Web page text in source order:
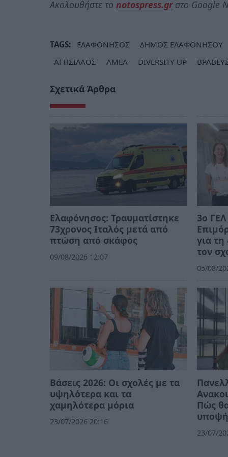
Ακολουθήστε το notospress.grστο Google
TAGS: ΕΛΑΦΟΝΗΣΟΣ ΔΗΜΟΣ ΕΛΑΦΟΝΗΣΟΥ
ΑΓΗΣΙΛΑΟΣ
ΑΜΕΑ DIVERSITY UP
Σχετικά Άρθρα
Ελαφόνησος: Τραυματίστηκε
73χρονος Ιταλός μετά από
πτώση από σκάφος
09/08/2026 12:07
3ο
για τη
τον
05/08/
Βάσεις 2026: Οι σχολές με τα
υψηλότερα και τα
χαμηλότερα μόρια
23/07/2026 20:16
Πώς
23/07/